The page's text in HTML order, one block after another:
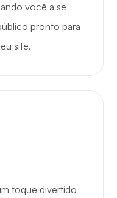
você a se
pronto para
site.
toque divertido